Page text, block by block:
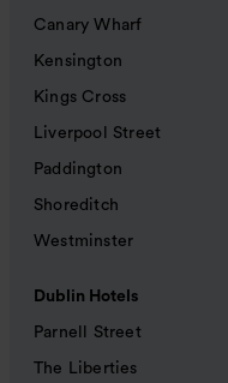
Canary Wharf
Kensington
Kings Cross
Liverpool Street
Paddington
Shoreditch
Westminster
Dublin Hotels
Parnell Street
The Liberties